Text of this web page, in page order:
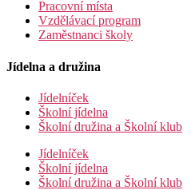
Pracovní místa
Vzdělávací program
Zaměstnanci školy
Jídelna a družina
Jídelníček
Školní jídelna
Školní družina a Školní klub
Jídelníček
Školní jídelna
Školní družina a Školní klub